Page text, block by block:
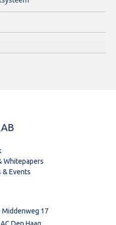
Whitepapers
& Events
Middenweg 17